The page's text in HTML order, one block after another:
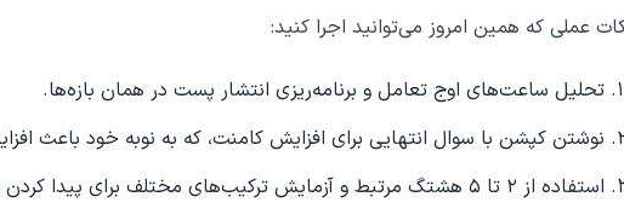
عملی که همین امروز می‌توانید اجرا کنید:
تحلیل ساعت‌های اوج تعامل و برنامه‌ریزی انتشار پست در همان بازه‌ها.
نوشتن کپشن با سوال انتهایی برای افزایش کامنت، که به نوبه خود باعث
استفاده از 2 تا 5 هشتگ مرتبط و آزمایش ترکیب‌های مختلف برای پیدا کردن بهترین ترکیب.